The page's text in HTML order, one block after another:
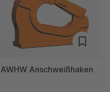
AWHW Anschweißhaken